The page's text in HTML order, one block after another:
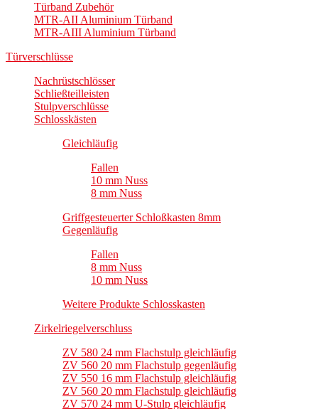
Türband Zubehör
MTR-AII Aluminium Türband
MTR-AIII Aluminium Türband
Türverschlüsse
Nachrüstschlösser
Schließteilleisten
Stulpverschlüsse
Schlosskästen
Gleichläufig
Fallen
10 mm Nuss
8 mm Nuss
Griffgesteuerter Schloßkasten 8mm
Gegenläufig
Fallen
8 mm Nuss
10 mm Nuss
Weitere Produkte Schlosskasten
Zirkelriegelverschluss
ZV 580 24 mm Flachstulp gleichläufig
ZV 560 20 mm Flachstulp gegenläufig
ZV 550 16 mm Flachstulp gleichläufig
ZV 560 20 mm Flachstulp gleichläufig
ZV 570 24 mm U-Stulp gleichläufig